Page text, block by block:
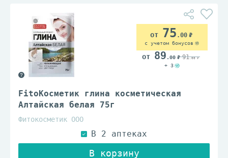
FitoКосметик глина косметическая
Алтайская белая 75г
Фитокосметик ООО
75 .00
с учетом бонусов
89 .00 91.00
+ 3